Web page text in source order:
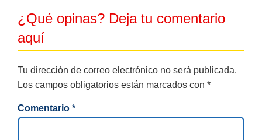
¿Qué opinas? Deja tu comentario
aquí
Tu dirección de correo electrónico no será publicada.
Los campos obligatorios están marcados con *
Comentario *